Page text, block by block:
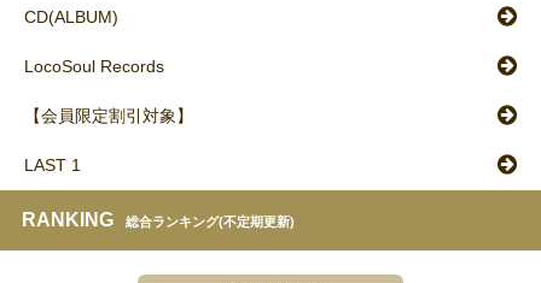
CD(ALBUM)
LocoSoul Records
【会員限定割引対象】
LAST 1
RANKING 総合ランキング(不定期更新)